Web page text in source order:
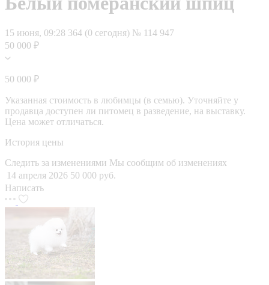
15 июня, 09:28 364 (0 сегодня) № 114 947
50 000 ₽
50 000 ₽
Указанная стоимость в любимцы (в семью). Уточняйте у
продавца доступен ли питомец в разведение, на выставку.
Цена может отличаться.
История цены
Следить за изменениями Мы сообщим об изменениях
14 апреля 2026 50 000 руб.
Написать